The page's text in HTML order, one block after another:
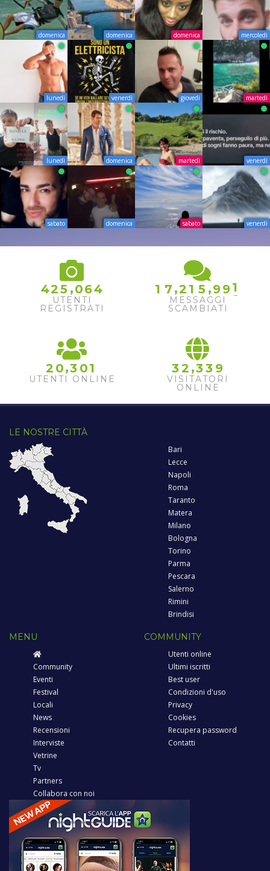
domenica domenica domenica mercoledì
lunedì venerdì giovedì martedì
lunedì domenica martedì venerdì
sabato domenica sabato venerdì
425 ,064
UTENTI
REGISTRATI
1 7 ,2 1 5 ,99 2
MESSAGGI
SCAMBIATI
2 0,3 01
UTENTI ONLINE
32 ,33 9
VISITATORI
ONLINE
LE NOSTRE CITTÀ
Bari
Lecce
Napoli
Roma
Taranto
Matera
Milano
Bologna
Torino
Parma
Pescara
Salerno
Rimini
Brindisi
MENU
Community
Eventi
Festival
Locali
News
Recensioni
Interviste
Vetrine
Tv
Partners
Collabora con noi
COMMUNITY
Utenti online
Ultimi iscritti
Best user
Condizioni d'uso
Privacy
Cookies
Recupera password
Contatti